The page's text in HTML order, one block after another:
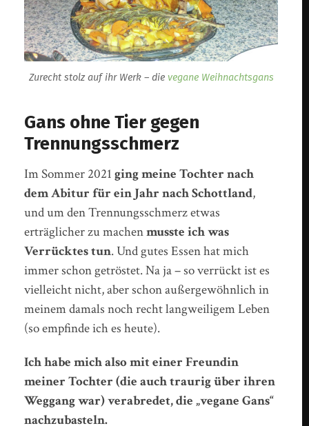
Zurecht stolz auf ihr Werk – die vegane Weihnachtsgans
Gans ohne Tier gegen
Trennungsschmerz
Im Sommer 2021ging meine Tochter nach
dem Abitur für ein Jahr nach Schottland,
und um den Trennungsschmerz etwas
erträglicher zu machenmusste ich was
Verrücktes tun. Und gutes Essen hat mich
immer schon getröstet. Na ja – so verrückt ist es
vielleicht nicht, aber schon außergewöhnlich in
meinem damals noch recht langweiligem Leben
(so empfinde ich es heute).
Ich habe mich also mit einer Freundin
meiner Tochter (die auch traurig über ihren
Weggang war) verabredet, die „vegane Gans“
nachzubasteln.